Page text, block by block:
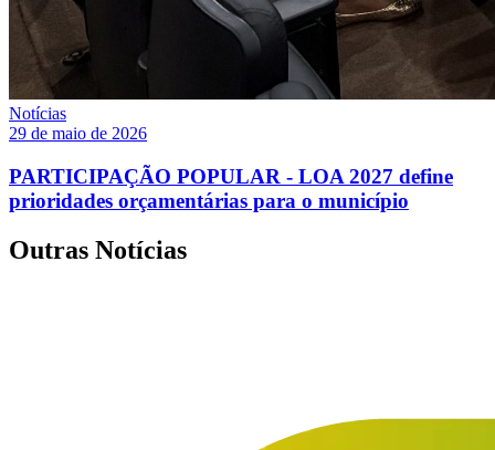
Notícias
29 de maio de 2026
PARTICIPAÇÃO POPULAR - LOA 2027 define
prioridades orçamentárias para o município
Outras Notícias